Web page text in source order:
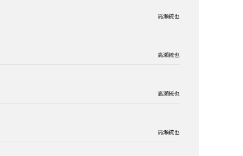
高瀬統也
高瀬統也
高瀬統也
高瀬統也